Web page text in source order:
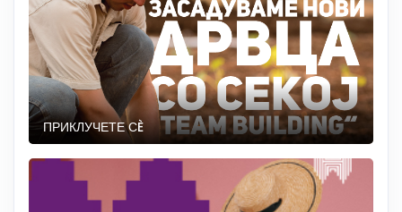
ПРИКЛУЧЕТЕ СÈ